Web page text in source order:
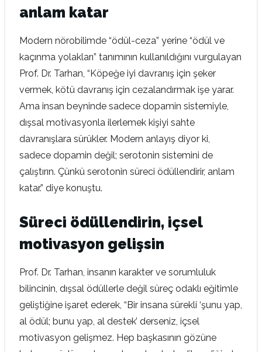
anlam katar
Modern nörobilimde “ödül-ceza” yerine “ödül ve
kaçınma yolakları” tanımının kullanıldığını vurgulayan
Prof. Dr. Tarhan, “Köpeğe iyi davranış için şeker
vermek, kötü davranış için cezalandırmak işe yarar.
Ama insan beyninde sadece dopamin sistemiyle,
dışsal motivasyonla ilerlemek kişiyi sahte
davranışlara sürükler. Modern anlayış diyor ki,
sadece dopamin değil; serotonin sistemini de
çalıştırın. Çünkü serotonin süreci ödüllendirir, anlam
katar.” diye konuştu.
Süreci ödüllendirin, içsel
motivasyon gelişsin
Prof. Dr. Tarhan, insanın karakter ve sorumluluk
bilincinin, dışsal ödüllerle değil süreç odaklı eğitimle
geliştiğine işaret ederek, “Bir insana sürekli ‘şunu yap,
al ödül; bunu yap, al destek’ derseniz, içsel
motivasyon gelişmez. Hep başkasının gözüne